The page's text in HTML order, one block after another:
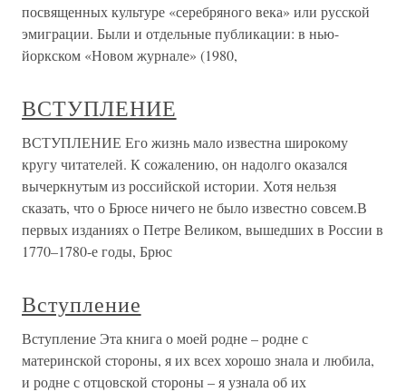
посвященных культуре «серебряного века» или русской
эмиграции. Были и отдельные публикации: в нью-
йоркском «Новом журнале» (1980,
ВСТУПЛЕНИЕ
ВСТУПЛЕНИЕ Его жизнь мало известна широкому
кругу читателей. К сожалению, он надолго оказался
вычеркнутым из российской истории. Хотя нельзя
сказать, что о Брюсе ничего не было известно совсем.В
первых изданиях о Петре Великом, вышедших в России в
1770–1780-е годы, Брюс
Вступление
Вступление Эта книга о моей родне – родне с
материнской стороны, я их всех хорошо знала и любила,
и родне с отцовской стороны – я узнала об их